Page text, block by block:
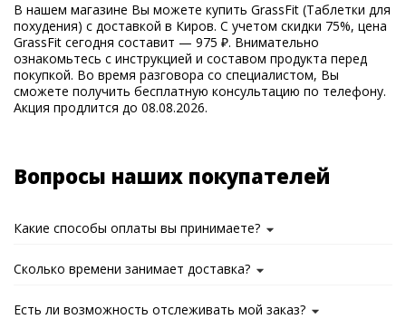
В нашем магазине Вы можете купить GrassFit (Таблетки для
похудения) с доставкой в Киров. С учетом скидки 75%, цена
GrassFit сегодня составит — 975 ₽. Внимательно
ознакомьтесь с инструкцией и составом продукта перед
покупкой. Во время разговора со специалистом, Вы
сможете получить бесплатную консультацию по телефону.
Акция продлится до 08.08.2026.
Вопросы наших покупателей
Какие способы оплаты вы принимаете?
Сколько времени занимает доставка?
Есть ли возможность отслеживать мой заказ?